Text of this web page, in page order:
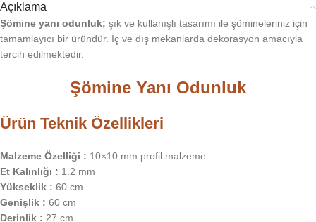
Açıklama
Şömine yanı odunluk; şık ve kullanışlı tasarımı ile şömineleriniz için
tamamlayıcı bir üründür. İç ve dış mekanlarda dekorasyon amacıyla
tercih edilmektedir.
Şömine Yanı Odunluk
Ürün Teknik Özellikleri
Malzeme Özelliği : 10×10 mm profil malzeme
Et Kalınlığı : 1.2 mm
Yükseklik : 60 cm
Genişlik : 60 cm
Derinlik : 27 cm